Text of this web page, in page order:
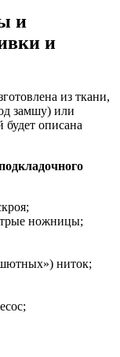
и
и
из ткани,
замшу) или
будет описана
ножницы;
ниток;